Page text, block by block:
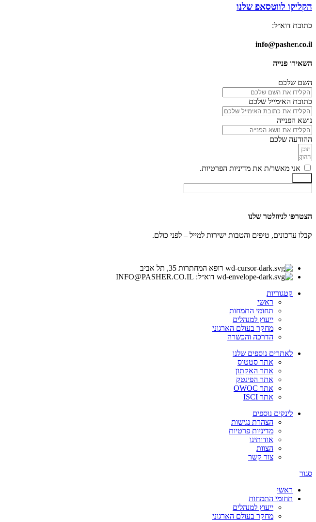
הקליקו לווטסאפ שלנו
כתובת דוא״ל:
info@pasher.co.il
השאירו פנייה
השם שלכם
כתובת האימייל שלכם
נושא הפנייה
ההודעה שלכם
אני מאשר/ת את מדיניות הפרטיות.
הצטרפו לניוזלטר שלנו
קבלו עדכונים, טיפים והטבות ישירות למייל – לפני כולם.
רופא המחתרות 35, תל אביב
דוא״ל: INFO@PASHER.CO.IL
קטגוריות
ראשי
תחומי התמחות
ייעוץ למנהלים
מחקר בעולם הארגוני
הדרכה והכשרה
לאתרים נוספים שלנו
אתר סטטוס
אתר האקתון
אתר הפינטק
אתר OWOC
אתר ISCI
לינקים נוספים
הצהרת נגישות
מדיניות פרטיות
אודותינו
הצוות
צור קשר
סגור
ראשי
תחומי התמחות
ייעוץ למנהלים
מחקר בעולם הארגוני